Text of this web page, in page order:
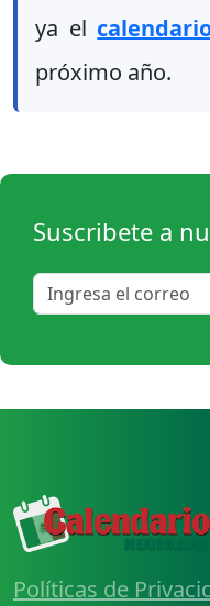
ya el
próximo año.
Suscribete a
Políticas de